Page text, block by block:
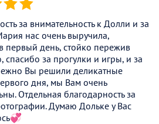
(*) (*)
за внимательность к Долли и за
нас очень выручила,
первый день, стойко пережив
спасибо за прогулки и игры, и за
Вы решили деликатные
дня, мы Вам очень
Отдельная благодарность за
Думаю Дольке у Вас